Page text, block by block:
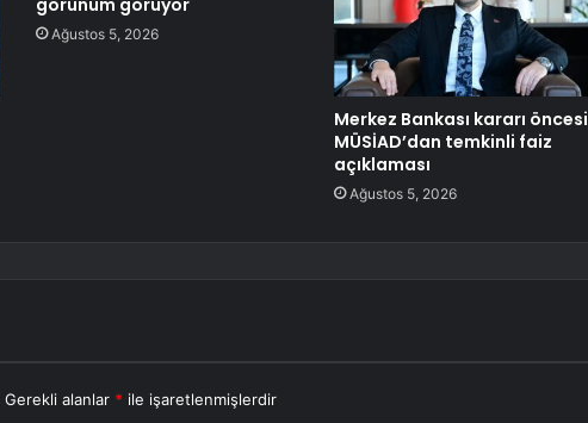
görünüm görüyor
Ağustos 5, 2026
Merkez Bankası kararı öncesi
MÜSİAD’dan temkinli faiz
açıklaması
Ağustos 5, 2026
Gerekli alanlar * ile işaretlenmişlerdir